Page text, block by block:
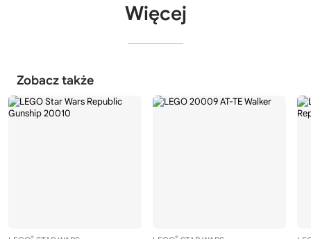
Więcej
Zobacz także
® ®